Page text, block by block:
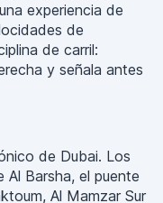
experiencia de
de
de carril:
y señala antes
de Dubai. Los
Barsha, el puente
Al Mamzar Sur